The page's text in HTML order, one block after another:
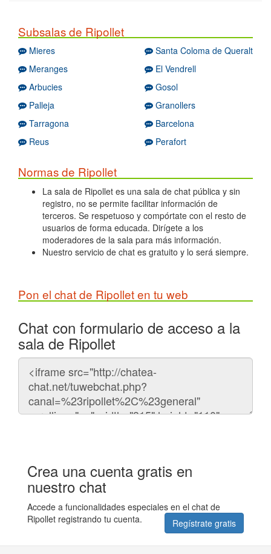
Subsalas de Ripollet
Mieres
Santa Coloma de Queralt
Meranges
El Vendrell
Arbucies
Gosol
Palleja
Granollers
Tarragona
Barcelona
Reus
Perafort
Normas de Ripollet
La sala de Ripollet es una sala de chat pública y sin
registro, no se permite facilitar información de
terceros. Se respetuoso y compórtate con el resto de
usuarios de forma educada. Dirígete a los
moderadores de la sala para más información.
Nuestro servicio de chat es gratuito y lo será siempre.
Pon el chat de Ripollet en tu web
Chat con formulario de acceso a la
sala de Ripollet
Código
del
chat
Crea una cuenta gratis en
nuestro chat
Accede a funcionalidades especiales en el chat de
Ripollet registrando tu cuenta.
Regístrate gratis